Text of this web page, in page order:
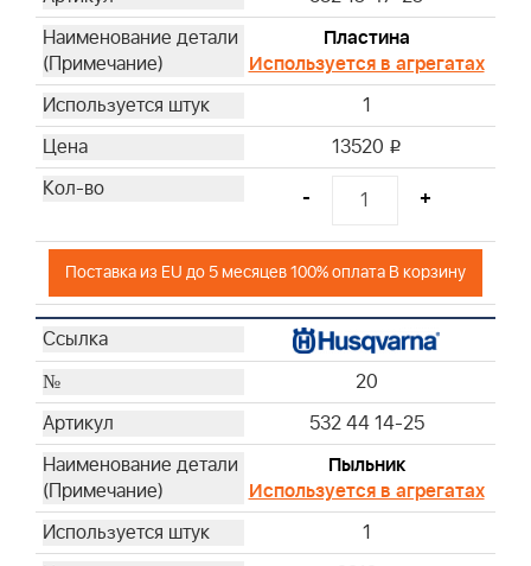
Пластина
Используется в агрегатах
1
13520 i
- +
Поставка из EU до 5 месяцев 100% оплата В корзину
20
532 44 14-25
Пыльник
Используется в агрегатах
1